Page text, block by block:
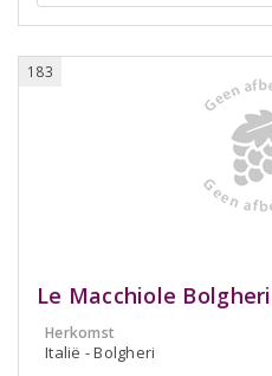
183
Le Macchiole
Herkomst
Italië - Bolgheri